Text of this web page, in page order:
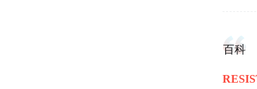
百科